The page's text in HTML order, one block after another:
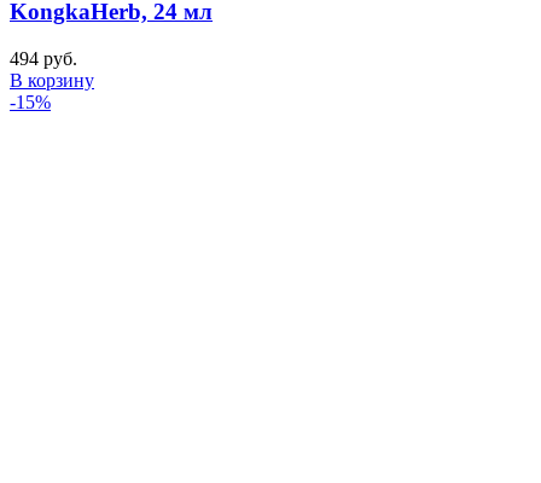
KongkaHerb, 24 мл
494 руб.
В корзину
-15%